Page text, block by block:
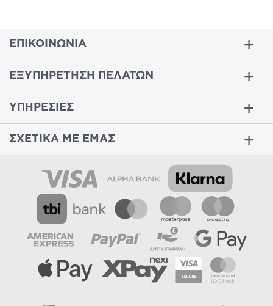
ΕΠΙΚΟΙΝΩΝΙΑ
ΕΞΥΠΗΡΕΤΗΣΗ ΠΕΛΑΤΩΝ
ΥΠΗΡΕΣΙΕΣ
ΣΧΕΤΙΚΑ ΜΕ ΕΜΑΣ